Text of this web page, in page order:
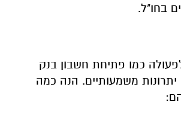
בחו"ל.
כמו פתיחת חשבון בנק
משמעותיים. הנה כמה